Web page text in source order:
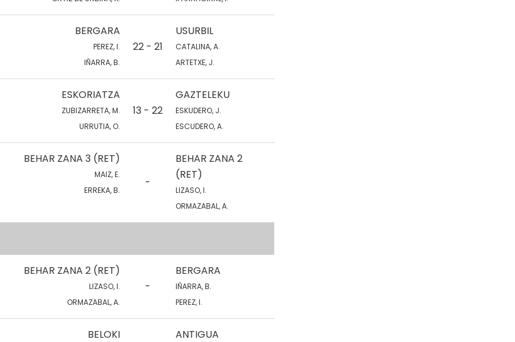
BERGARA
PEREZ, I.
IÑARRA, B.
22 - 21
USURBIL
CATALINA, A.
ARTETXE, J.
ESKORIATZA
ZUBIZARRETA, M.
URRUTIA, O.
13 - 22
GAZTELEKU
ESKUDERO, J.
ESCUDERO, A.
BEHAR ZANA 3 (RET)
MAIZ, E.
ERREKA, B.
-
BEHAR ZANA 2
(RET)
LIZASO, I.
ORMAZABAL, A.
BEHAR ZANA 2 (RET)
LIZASO, I.
ORMAZABAL, A.
-
BERGARA
IÑARRA, B.
PEREZ, I.
BELOKI ANTIGUA